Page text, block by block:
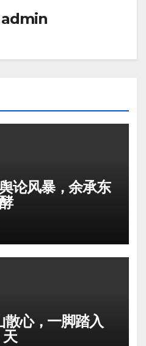
admin
论风暴，余承东
心，一脚踏入
天